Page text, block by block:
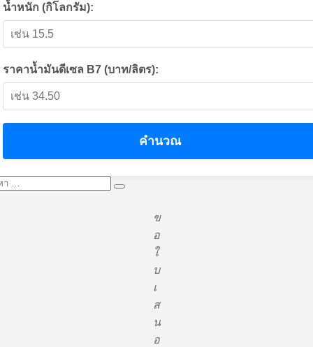
น้ำหนัก (กิโลกรัม):
ราคาน้ำมันดีเซล B7 (บาท/ลิตร):
คำนวณ
า:
ข
อ
ใ
บ
เ
ส
น
อ